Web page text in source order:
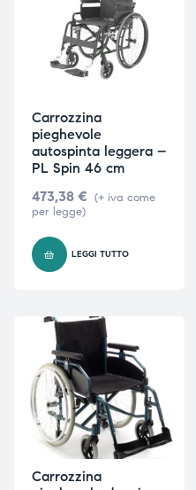
Carrozzina
pieghevole
autospinta leggera –
PL Spin 46 cm
473,38 € (+ iva come
per legge)
LEGGI TUTTO
Carrozzina